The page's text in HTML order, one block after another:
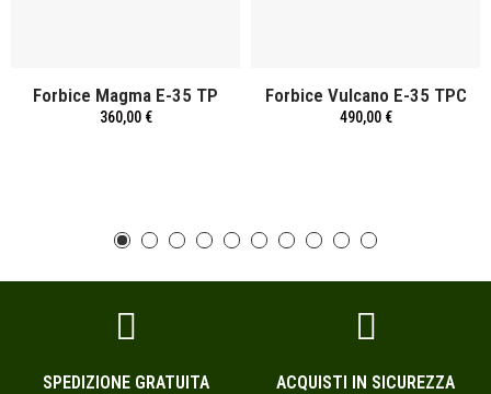
Forbice Magma E-35 TP
360,00 €
Forbice Vulcano E-35 TPC
490,00 €
SPEDIZIONE GRATUITA ACQUISTI IN SICUREZZA